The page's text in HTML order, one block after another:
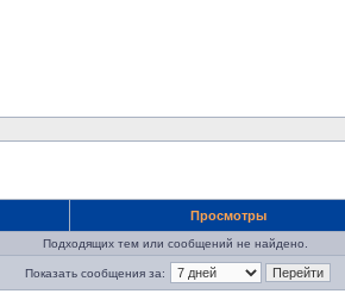
Просмотры
Подходящих тем или сообщений не найдено.
Показать сообщения за: